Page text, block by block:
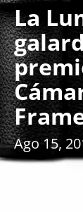
La
Ago 15,